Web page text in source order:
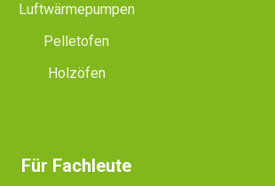
Luftwärmepumpen
Pelletofen
Holzöfen
Für Fachleute